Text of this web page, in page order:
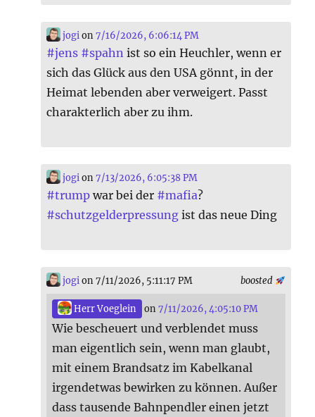
jogi on7/16/2026, 6:06:14 PM
#jens #spahn ist so ein Heuchler, wenn er
sich das Glück aus den USA gönnt, in der
Heimat lebenden aber verweigert. Passt
charakterlich aber zu ihm.
jogi on7/13/2026, 6:05:38 PM
#trump war bei der #mafia?
#schutzgelderpressung ist das neue Ding
boosted
jogi on 7/11/2026, 5:11:17 PM
Herr Voeglein on7/11/2026, 4:05:10 PM
Wie bescheuert und verblendet muss
man eigentlich sein, wenn man glaubt,
mit einem Brandsatz im Kabelkanal
irgendetwas bewirken zu können. Außer
dass tausende Bahnpendler einen jetzt